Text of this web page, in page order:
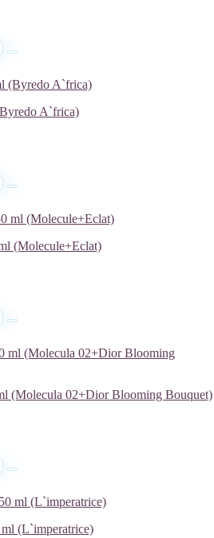
A`frica)
(Molecule+Eclat)
(Molecula 02+Dior Blooming Bouquet)
(L`imperatrice)